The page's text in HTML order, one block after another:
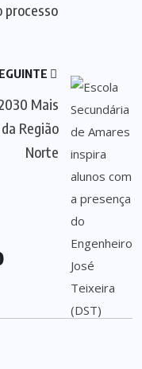
processo
Mais
Região
Norte